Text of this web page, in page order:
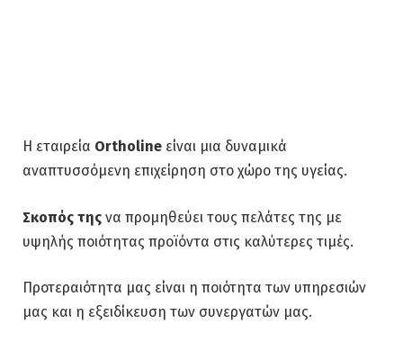
Η εταιρεία Ortholine είναι μια δυναμικά
αναπτυσσόμενη επιχείρηση στο χώρο της υγείας.
Σκοπός της να προμηθεύει τους πελάτες της με
υψηλής ποιότητας προϊόντα στις καλύτερες τιμές.
Προτεραιότητα μας είναι η ποιότητα των υπηρεσιών
μας και η εξειδίκευση των συνεργατών μας.